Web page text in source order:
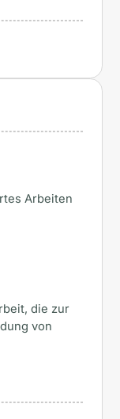
Arbeiten
die zur
von